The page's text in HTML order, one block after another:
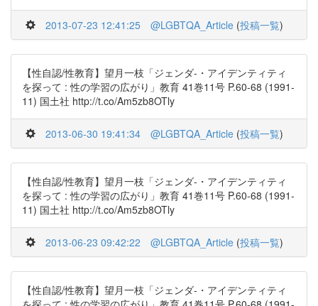
2013-07-23 12:41:25 @LGBTQA_Article (投稿一覧)
【性自認/性教育】望月一枝「ジェンダ-・アイデンティティ
を探って : 性の学習の広がり」教育 41巻11号 P.60-68 (1991-
11) 国土社 http://t.co/Am5zb8OTly
2013-06-30 19:41:34 @LGBTQA_Article (投稿一覧)
【性自認/性教育】望月一枝「ジェンダ-・アイデンティティ
を探って : 性の学習の広がり」教育 41巻11号 P.60-68 (1991-
11) 国土社 http://t.co/Am5zb8OTly
2013-06-23 09:42:22 @LGBTQA_Article (投稿一覧)
【性自認/性教育】望月一枝「ジェンダ-・アイデンティティ